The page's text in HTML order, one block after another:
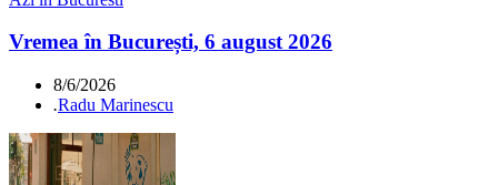
Vremea în București, 6 august 2026
8/6/2026
.Radu Marinescu